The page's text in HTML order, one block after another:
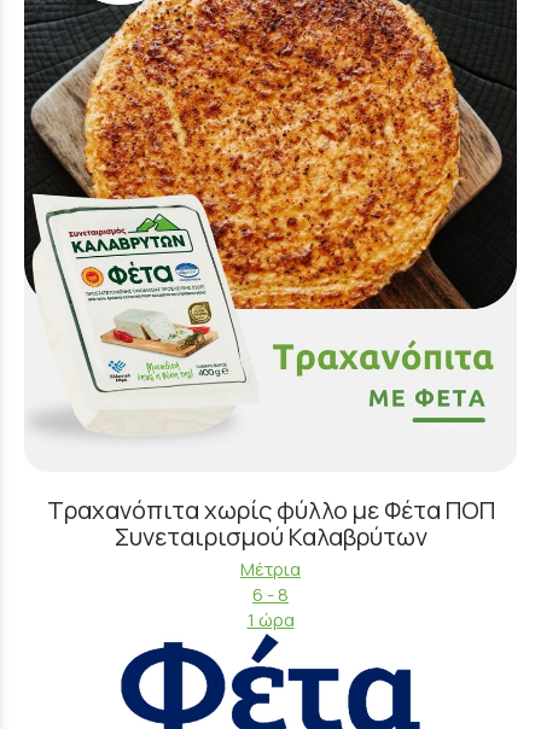
Τραχανόπιτα χωρίς φύλλο με Φέτα ΠΟΠ
Συνεταιρισμού Καλαβρύτων
Μέτρια
6 - 8
1 ώρα